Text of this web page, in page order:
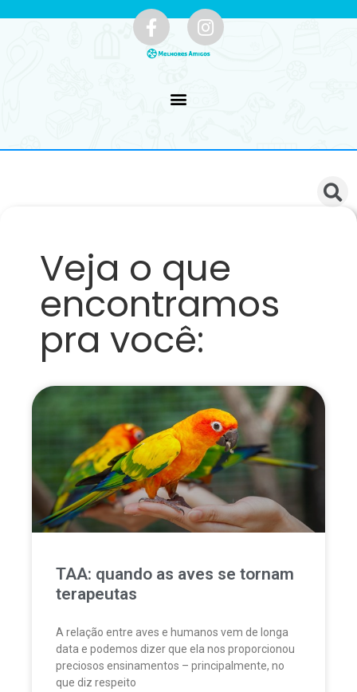
Veja o que
encontramos
pra você:
TAA: quando as aves se tornam
terapeutas
A relação entre aves e humanos vem de longa
data e podemos dizer que ela nos proporcionou
preciosos ensinamentos – principalmente, no
que diz respeito